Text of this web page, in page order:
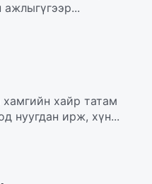
хайр татам
нуугдан ирж, хүн...